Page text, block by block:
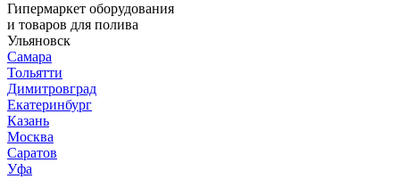
Гипермаркет оборудования
и товаров для полива
Ульяновск
Самара
Тольятти
Димитровград
Екатеринбург
Казань
Москва
Саратов
Уфа